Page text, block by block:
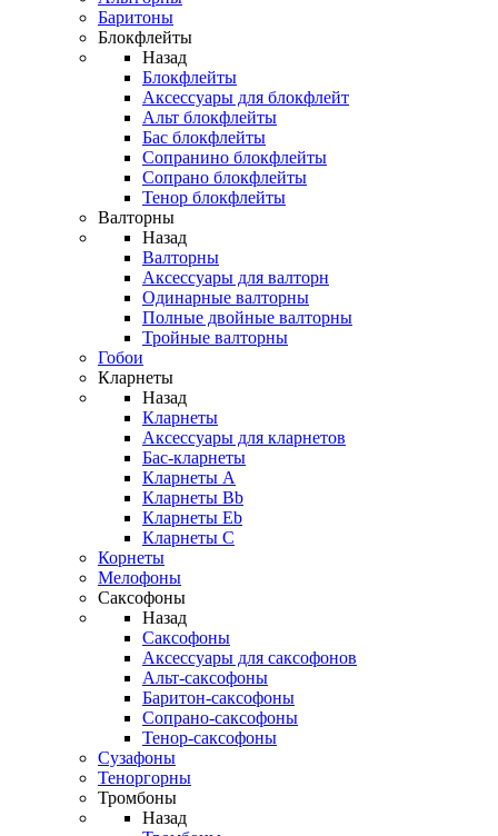
Баритоны
Блокфлейты
Назад
Блокфлейты
Аксессуары для блокфлейт
Альт блокфлейты
Бас блокфлейты
Сопранино блокфлейты
Сопрано блокфлейты
Тенор блокфлейты
Валторны
Назад
Валторны
Аксессуары для валторн
Одинарные валторны
Полные двойные валторны
Тройные валторны
Гобои
Кларнеты
Назад
Кларнеты
Аксессуары для кларнетов
Бас-кларнеты
Кларнеты A
Кларнеты Bb
Кларнеты Eb
Кларнеты С
Корнеты
Мелофоны
Саксофоны
Назад
Саксофоны
Аксессуары для саксофонов
Альт-саксофоны
Баритон-саксофоны
Сопрано-саксофоны
Тенор-саксофоны
Сузафоны
Теноргорны
Тромбоны
Назад